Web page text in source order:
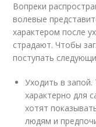
Вопреки
волевые
характером после
страдают. Чтобы
поступать
Уходить в
характерно для
хотят
людям и